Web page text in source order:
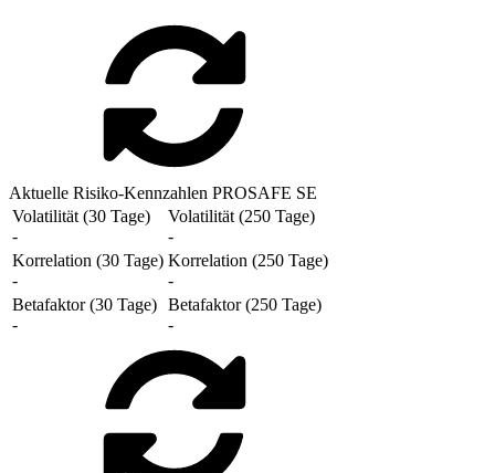
Aktuelle Risiko-Kennzahlen PROSAFE SE
Volatilität (30 Tage)
-
Volatilität (250 Tage)
-
Korrelation (30 Tage)
-
Korrelation (250 Tage)
-
Betafaktor (30 Tage)
-
Betafaktor (250 Tage)
-